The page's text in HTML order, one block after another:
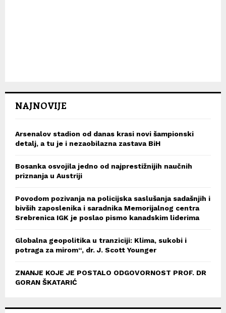
NAJNOVIJE
Arsenalov stadion od danas krasi novi šampionski
detalj, a tu je i nezaobilazna zastava BiH
Bosanka osvojila jedno od najprestižnijih naučnih
priznanja u Austriji
Povodom pozivanja na policijska saslušanja sadašnjih i
bivših zaposlenika i saradnika Memorijalnog centra
Srebrenica IGK je poslao pismo kanadskim liderima
Globalna geopolitika u tranziciji: Klima, sukobi i
potraga za mirom“, dr. J. Scott Younger
ZNANJE KOJE JE POSTALO ODGOVORNOST PROF. DR
GORAN ŠKATARIĆ